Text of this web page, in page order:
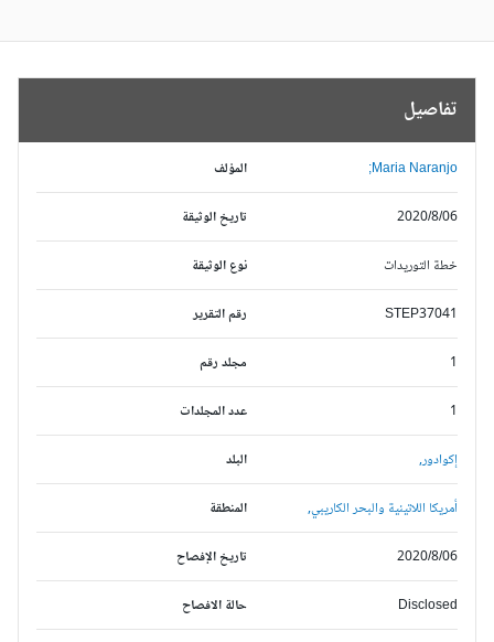
تفاصيل
المؤلف Maria Naranjo;
تاريخ الوثيقة 2020/8/06
نوع الوثيقة خطة التوريدات
رقم التقرير STEP37041
مجلد رقم
عدد المجلدات
البلد إكوادور,
المنطقة أمريكا اللاتينية والبحر الكاريبي,
تاريخ الإفصاح 2020/8/06
حالة الافصاح Disclosed